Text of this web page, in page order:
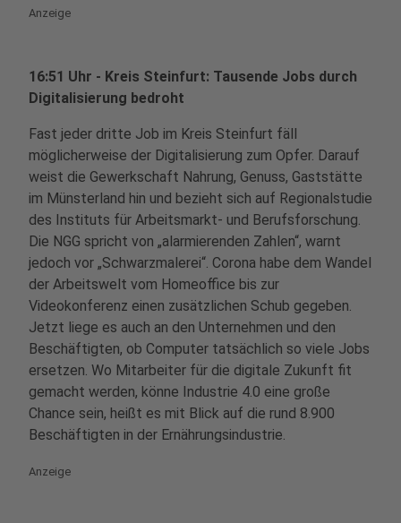
Anzeige
16:51 Uhr - Kreis Steinfurt: Tausende Jobs durch
Digitalisierung bedroht
Fast jeder dritte Job im Kreis Steinfurt fäll
möglicherweise der Digitalisierung zum Opfer. Darauf
weist die Gewerkschaft Nahrung, Genuss, Gaststätte
im Münsterland hin und bezieht sich auf Regionalstudie
des Instituts für Arbeitsmarkt- und Berufsforschung.
Die NGG spricht von „alarmierenden Zahlen“, warnt
jedoch vor „Schwarzmalerei“. Corona habe dem Wandel
der Arbeitswelt vom Homeoffice bis zur
Videokonferenz einen zusätzlichen Schub gegeben.
Jetzt liege es auch an den Unternehmen und den
Beschäftigten, ob Computer tatsächlich so viele Jobs
ersetzen. Wo Mitarbeiter für die digitale Zukunft fit
gemacht werden, könne Industrie 4.0 eine große
Chance sein, heißt es mit Blick auf die rund 8.900
Beschäftigten in der Ernährungsindustrie.
Anzeige